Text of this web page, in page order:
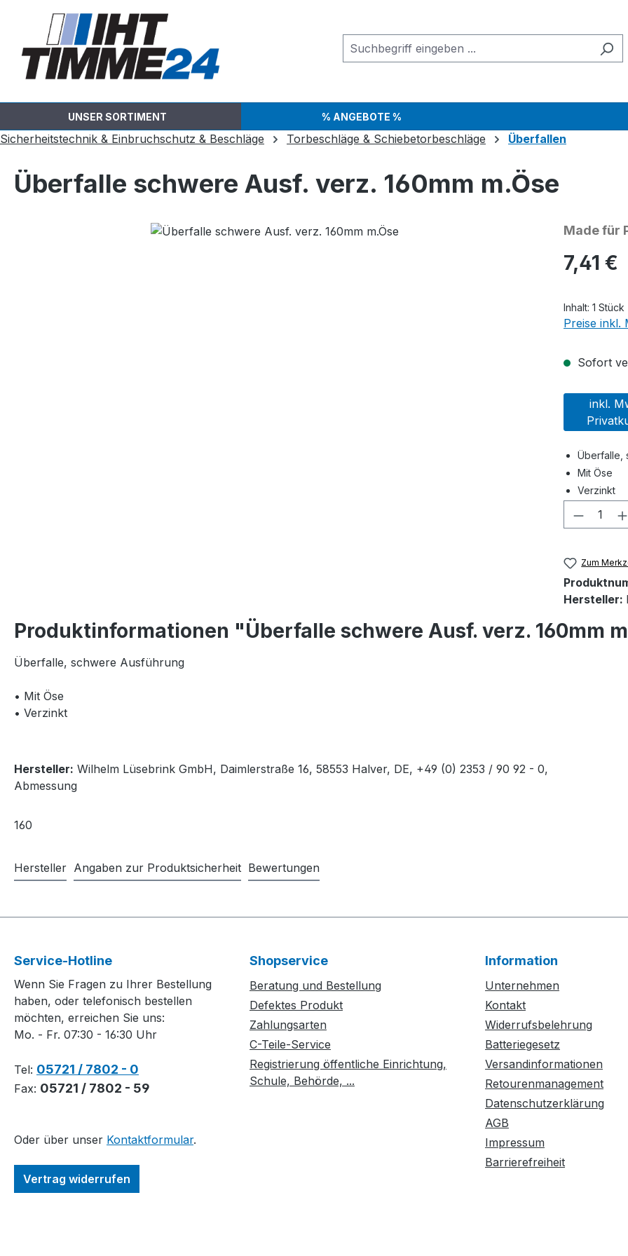
Hauptinhalt springen
Zur Suche springen
Zur Hauptnavigation springen
UNSER SORTIMENT % ANGEBOTE %
Sicherheitstechnik & Einbruchschutz & Beschläge Torbeschläge & Schiebetorbeschläge Überfallen
Überfalle schwere Ausf. verz. 160mm m.Öse
Bildergalerie überspringen Made für
Regulärer
7,41 €
Inhalt: 1 Stück
Preise inkl.
Sofort
inkl.
Überfalle,
Mit Öse
Verzinkt
Zum
Hersteller:
Produktinformationen "Überfalle schwere Ausf. verz. 160mm
Überfalle, schwere Ausführung
• Mit Öse
• Verzinkt
Hersteller: Wilhelm Lüsebrink GmbH, Daimlerstraße 16, 58553 Halver, DE, +49 (0) 2353 / 90 92 - 0,
Abmessung
160
Hersteller Angaben zur Produktsicherheit Bewertungen
Service-Hotline
Wenn Sie Fragen zu Ihrer Bestellung
haben, oder telefonisch bestellen
möchten, erreichen Sie uns:
Mo. - Fr. 07:30 - 16:30 Uhr
Tel: 05721 / 7802 - 0
Fax: 05721 / 7802 - 59
Oder über unser Kontaktformular.
Vertrag widerrufen
Shopservice
Beratung und Bestellung
Defektes Produkt
Zahlungsarten
C-Teile-Service
Registrierung öffentliche Einrichtung,
Schule, Behörde, ...
Information
Unternehmen
Kontakt
Widerrufsbelehrung
Batteriegesetz
Versandinformationen
Retourenmanagement
Datenschutzerklärung
AGB
Impressum
Barrierefreiheit